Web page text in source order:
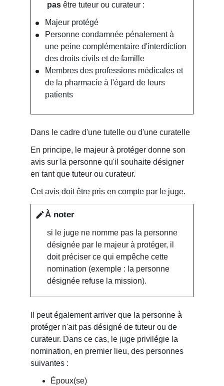
pas être tuteur ou curateur :
Majeur protégé
Personne condamnée pénalement à
une peine complémentaire d'interdiction
des droits civils et de famille
Membres des professions médicales et
de la pharmacie à l'égard de leurs
patients
Dans le cadre d'une tutelle ou d'une curatelle
En principe, le majeur à protéger donne son
avis sur la personne qu'il souhaite désigner
en tant que tuteur ou curateur.
Cet avis doit être pris en compte par le juge.
editÀ noter
si le juge ne nomme pas la personne
désignée par le majeur à protéger, il
doit préciser ce qui empêche cette
nomination (exemple : la personne
désignée refuse la mission).
Il peut également arriver que la personne à
protéger n'ait pas désigné de tuteur ou de
curateur. Dans ce cas, le juge privilégie la
nomination, en premier lieu, des personnes
suivantes :
Époux(se)